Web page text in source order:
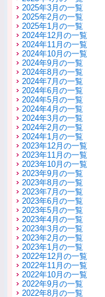
2025年3月の一覧
2025年2月の一覧
2025年1月の一覧
2024年12月の一覧
2024年11月の一覧
2024年10月の一覧
2024年9月の一覧
2024年8月の一覧
2024年7月の一覧
2024年6月の一覧
2024年5月の一覧
2024年4月の一覧
2024年3月の一覧
2024年2月の一覧
2024年1月の一覧
2023年12月の一覧
2023年11月の一覧
2023年10月の一覧
2023年9月の一覧
2023年8月の一覧
2023年7月の一覧
2023年6月の一覧
2023年5月の一覧
2023年4月の一覧
2023年3月の一覧
2023年2月の一覧
2023年1月の一覧
2022年12月の一覧
2022年11月の一覧
2022年10月の一覧
2022年9月の一覧
2022年8月の一覧